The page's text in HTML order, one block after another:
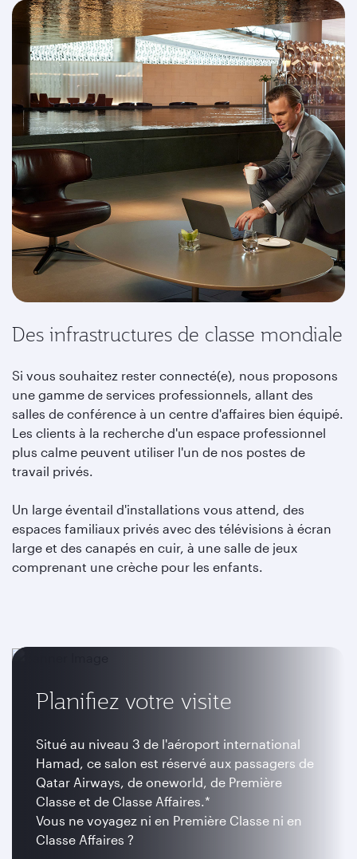
Des infrastructures de classe mondiale
Si vous souhaitez rester connecté(e), nous proposons
une gamme de services professionnels, allant des
salles de conférence à un centre d'affaires bien équipé.
Les clients à la recherche d'un espace professionnel
plus calme peuvent utiliser l'un de nos postes de
travail privés.
Un large éventail d'installations vous attend, des
espaces familiaux privés avec des télévisions à écran
large et des canapés en cuir, à une salle de jeux
comprenant une crèche pour les enfants.
Planifiez votre visite
Situé au niveau 3 de l'aéroport international
Hamad, ce salon est réservé aux passagers de
Qatar Airways, de oneworld, de Première
Classe et de Classe Affaires.*
Vous ne voyagez ni en Première Classe ni en
Classe Affaires ?